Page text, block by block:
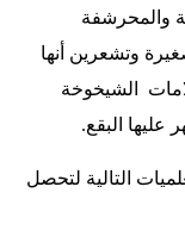
والمحرشفة
وتشعرين أنها
الشيخوخة
عليها البقع.
التالية لتحصل